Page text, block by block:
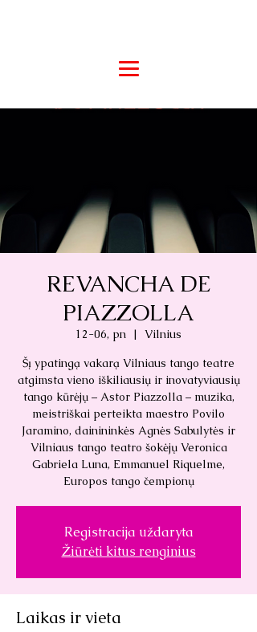
REVANCHA DE
PIAZZOLLA
12-06, pn
  |
Vilnius
Šį ypatingą vakarą Vilniaus tango teatre
atgimsta vieno iškiliausių ir inovatyviausių
tango kūrėjų – Astor Piazzolla – muzika,
meistriškai perteikta maestro Povilo
Jaramino, dainininkės Agnės Sabulytės ir
Vilniaus tango teatro šokėjų Veronica
Gabriela Luna, Emmanuel Riquelme,
Europos tango čempionų
Registracija uždaryta
Žiūrėti kitus renginius
Laikas ir vieta